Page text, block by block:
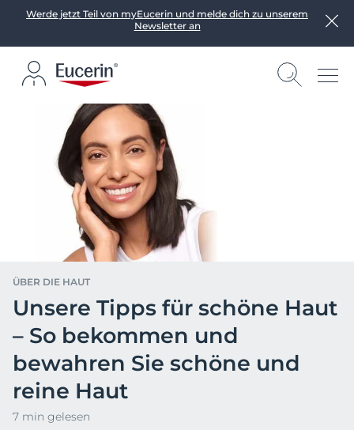
Werde jetzt Teil von myEucerin und melde dich zu unserem
Newsletter an
ÜBER DIE HAUT
Unsere Tipps für schöne Haut
– So bekommen und
bewahren Sie schöne und
reine Haut
7 min gelesen